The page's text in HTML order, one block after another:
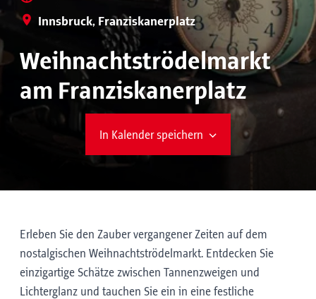
Innsbruck, Franziskanerplatz
Weihnachtströdelmarkt
am Franziskanerplatz
In Kalender speichern
Erleben Sie den Zauber vergangener Zeiten auf dem
nostalgischen Weihnachtströdelmarkt. Entdecken Sie
einzigartige Schätze zwischen Tannenzweigen und
Lichterglanz und tauchen Sie ein in eine festliche